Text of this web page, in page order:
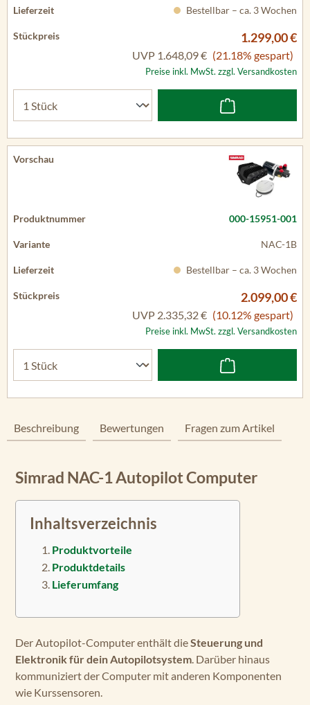
Bestellbar – ca. 3 Wochen
1.299,00 €
UVP 1.648,09 € (21.18% gespart)
Preise inkl. MwSt. zzgl. Versandkosten
000-15951-001
NAC-1B
Bestellbar – ca. 3 Wochen
2.099,00 €
UVP 2.335,32 € (10.12% gespart)
Preise inkl. MwSt. zzgl. Versandkosten
Beschreibung Bewertungen Fragen zum Artikel
Simrad NAC-1 Autopilot Computer
Inhaltsverzeichnis
Produktvorteile
Produktdetails
Lieferumfang
Der Autopilot-Computer enthält dieSteuerung und
Elektronik für dein Autopilotsystem. Darüber hinaus
kommuniziert der Computer mit anderen Komponenten
wie Kurssensoren.